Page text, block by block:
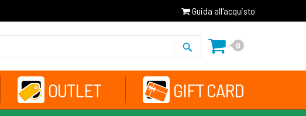
Guida all'acquisto
0
OUTLET GIFT CARD